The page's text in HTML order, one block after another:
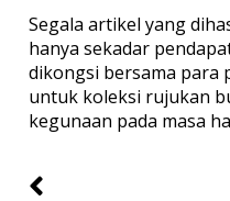
Segala artikel yang
hanya sekadar
dikongsi bersama para
untuk koleksi rujukan
kegunaan pada masa